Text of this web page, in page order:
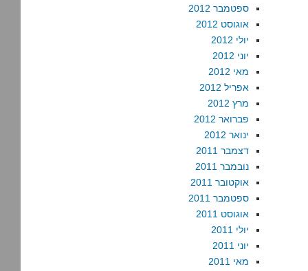
ספטמבר 2012
אוגוסט 2012
יולי 2012
יוני 2012
מאי 2012
אפריל 2012
מרץ 2012
פברואר 2012
ינואר 2012
דצמבר 2011
נובמבר 2011
אוקטובר 2011
ספטמבר 2011
אוגוסט 2011
יולי 2011
יוני 2011
מאי 2011